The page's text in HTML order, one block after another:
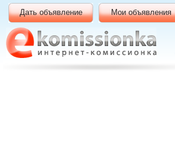
Дать объявление Мои объявления